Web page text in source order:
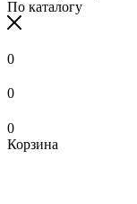
По каталогу
0
0
0
Корзина